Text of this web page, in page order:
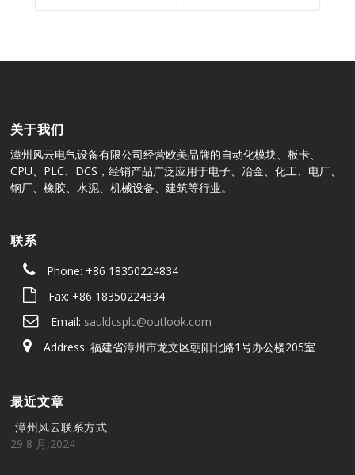
关于我们
漳州风云电气设备有限公司经营欧美品牌的自动化模块、板卡、
CPU、PLC、DCS，经销产品广泛应用于电子、冶金、化工、电厂、
钢厂、橡胶、水泥、机械设备、建筑等行业。
联系
Phone: +86 18350224834
Fax: +86 18350224834
Email: sauldcsplc@outlook.com
Address: 福建省漳州市龙文区朝阳北路1号办公楼205室
最近文章
漳州风云联系方式
29 8 月,2024